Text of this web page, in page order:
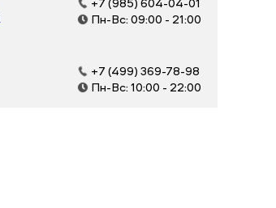
Пн-Вс: 09:00 - 21:00
+7 (499) 369-78-98
Пн-Вс: 10:00 - 22:00